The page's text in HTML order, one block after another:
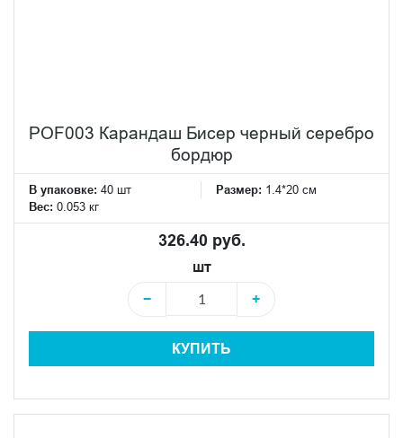
POF003 Карандаш Бисер черный серебро
бордюр
В упаковке: 40 шт Размер: 1.4*20 см
Вес: 0.053 кг
326.40 руб.
шт
−
+
КУПИТЬ